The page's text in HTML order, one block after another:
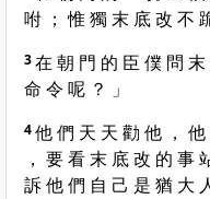
咐 ； 惟 獨 末 底 改 不
3在 朝 門 的 臣 僕 問
命 令 呢 ？ 」
4他 們 天 天 勸 他 ，
， 要 看 末 底 改 的 事
訴 他 們 自 己 是 猶 大 人